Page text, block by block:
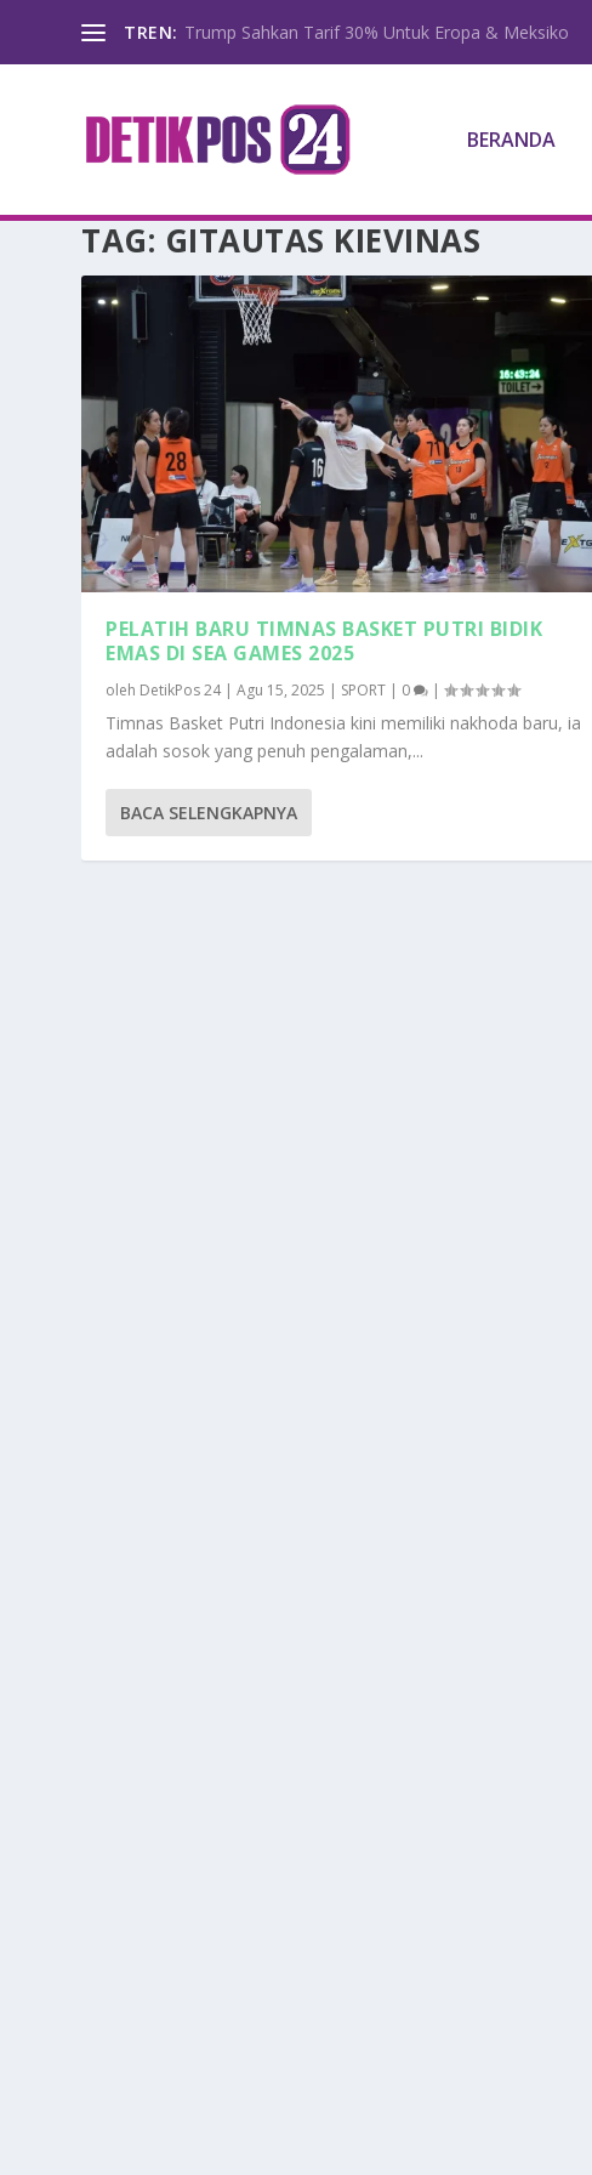
TREN: Trump Sahkan Tarif 30% Untuk Eropa & Meksiko
BERANDA
TAG: GITAUTAS KIEVINAS
PELATIH BARU TIMNAS BASKET PUTRI BIDIK
EMAS DI SEA GAMES 2025
oleh DetikPos 24|Agu 15, 2025 | SPORT | 0 |
Timnas Basket Putri Indonesia kini memiliki nakhoda baru, ia
adalah sosok yang penuh pengalaman,...
BACA SELENGKAPNYA